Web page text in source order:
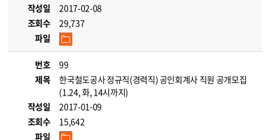
작성일
2017-02-08
조회수
29,737
파일
번호
99
제목
한국철도공사 정규직(경력직) 공인회계사 직원 공개모집
(1.24, 화, 14시까지)
작성일
2017-01-09
조회수
15,642
파일